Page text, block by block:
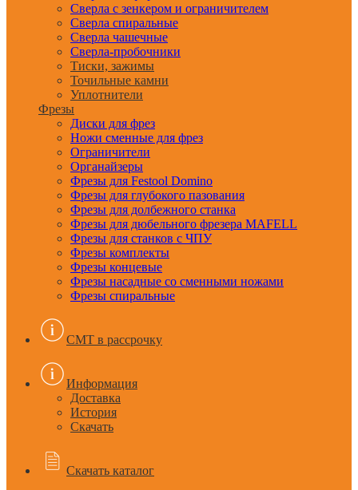
Сверла с зенкером и ограничителем
Сверла спиральные
Сверла чашечные
Сверла-пробочники
Тиски, зажимы
Точильные камни
Уплотнители
Фрезы
Диски для фрез
Ножи сменные для фрез
Ограничители
Органайзеры
Фрезы для Festool Domino
Фрезы для глубокого пазования
Фрезы для долбежного станка
Фрезы для дюбельного фрезера MAFELL
Фрезы для станков с ЧПУ
Фрезы комплекты
Фрезы концевые
Фрезы насадные со сменными ножами
Фрезы спиральные
CMT в рассрочку
Информация
Доставка
История
Скачать
Скачать каталог